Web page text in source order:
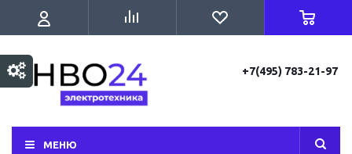
+7(495) 783-21-97
МЕНЮ